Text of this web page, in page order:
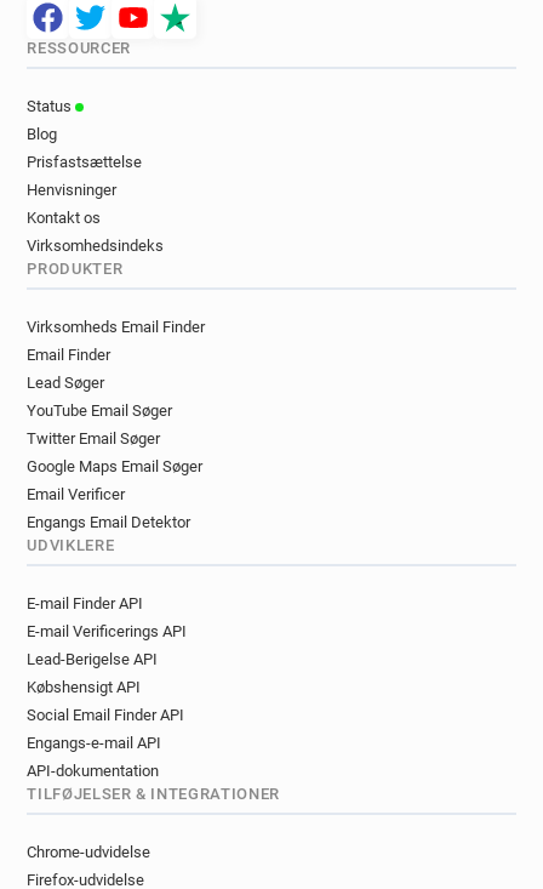
RESSOURCER
Status
Blog
Prisfastsættelse
Henvisninger
Kontakt os
Virksomhedsindeks
PRODUKTER
Virksomheds Email Finder
Email Finder
Lead Søger
YouTube Email Søger
Twitter Email Søger
Google Maps Email Søger
Email Verificer
Engangs Email Detektor
UDVIKLERE
E-mail Finder API
E-mail Verificerings API
Lead-Berigelse API
Købshensigt API
Social Email Finder API
Engangs-e-mail API
API-dokumentation
TILFØJELSER & INTEGRATIONER
Chrome-udvidelse
Firefox-udvidelse